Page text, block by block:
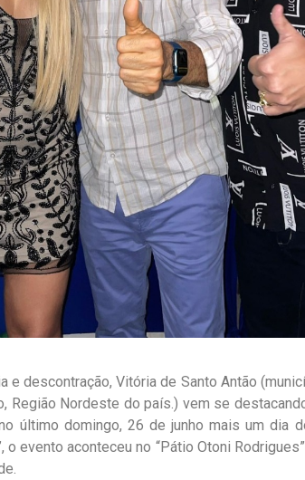
e descontração, Vitória de Santo Antão
Região Nordeste do país.) vem se
último domingo, 26 de junho mais um dia
o evento aconteceu no “Pátio Otoni